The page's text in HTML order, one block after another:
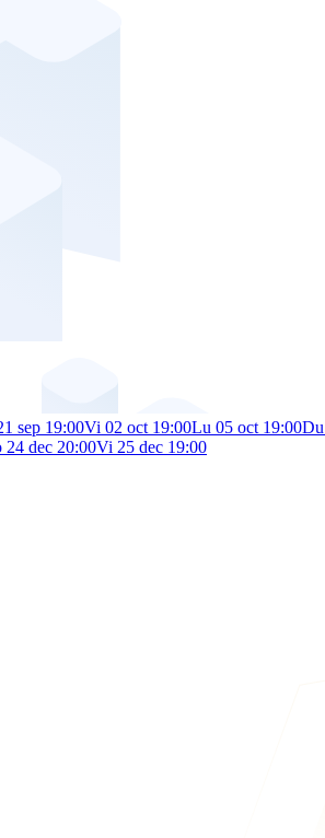
sep 19:00Vi 02 oct 19:00Lu 05 oct 19:00
24 dec 20:00Vi 25 dec 19:00